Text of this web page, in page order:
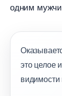
одним
это целое
идимости